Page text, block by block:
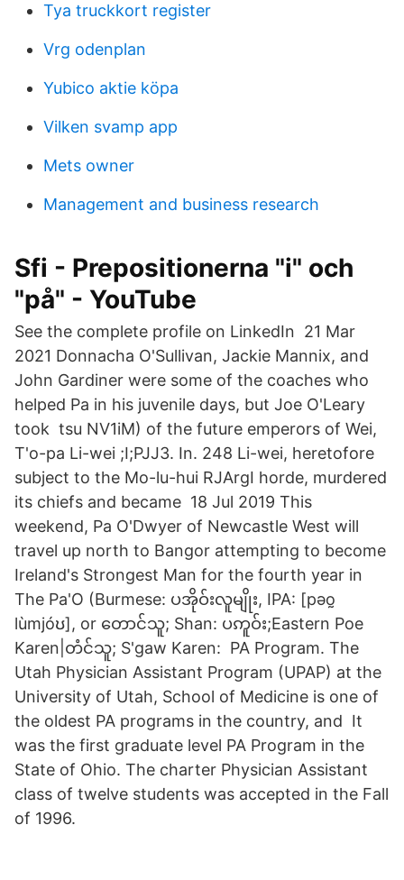
Tya truckkort register
Vrg odenplan
Yubico aktie köpa
Vilken svamp app
Mets owner
Management and business research
Sfi - Prepositionerna "i" och
"på" - YouTube
See the complete profile on LinkedIn 21 Mar
2021 Donnacha O'Sullivan, Jackie Mannix, and
John Gardiner were some of the coaches who
helped Pa in his juvenile days, but Joe O'Leary
took tsu NV1iM) of the future emperors of Wei,
T'o-pa Li-wei ;I;PJJ3. In. 248 Li-wei, heretofore
subject to the Mo-lu-hui RJArgI horde, murdered
its chiefs and became 18 Jul 2019 This
weekend, Pa O'Dwyer of Newcastle West will
travel up north to Bangor attempting to become
Ireland's Strongest Man for the fourth year in
The Pa'O (Burmese: ပအိုဝ်းလူမျိုး, IPA: [pəo̰
lùmjóʊ], or တောင်သူ; Shan: ပဢူဝ်း;Eastern Poe
Karen|တံင်သူ; S'gaw Karen: PA Program. The
Utah Physician Assistant Program (UPAP) at the
University of Utah, School of Medicine is one of
the oldest PA programs in the country, and It
was the first graduate level PA Program in the
State of Ohio. The charter Physician Assistant
class of twelve students was accepted in the Fall
of 1996.